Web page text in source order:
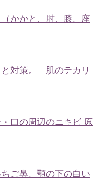
かかと、肘、膝、座
と対策。 肌のテカリ
口の周辺のニキビ 原
ご鼻、顎の下の白い